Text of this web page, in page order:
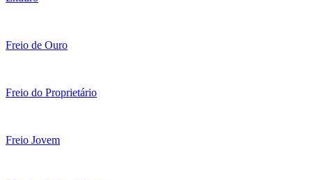
Freio de Ouro
Freio do Proprietário
Freio Jovem